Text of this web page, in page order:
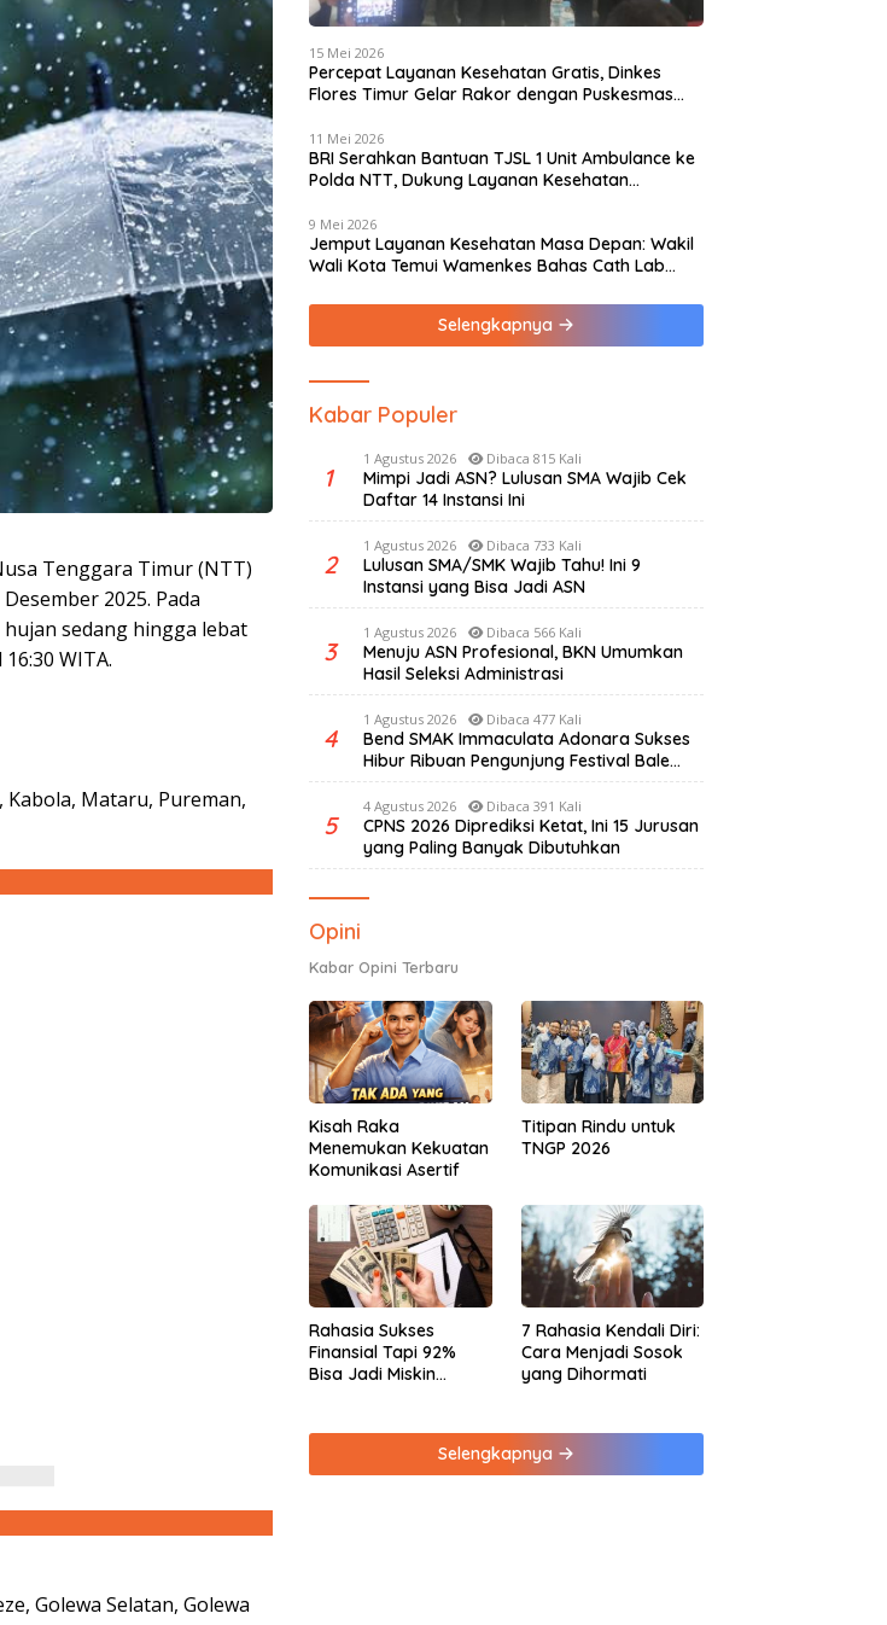
Tenggara Timur (NTT)
2025. Pada
sedang hingga lebat
WITA.
Mataru, Pureman,
Golewa Selatan, Golewa
15 Mei 2026
Percepat Layanan Kesehatan Gratis, Dinkes
Flores Timur Gelar Rakor dengan Puskesmas
11 Mei 2026
BRI Serahkan Bantuan TJSL 1 Unit Ambulance ke
Polda NTT, Dukung Layanan Kesehatan
9 Mei 2026
Jemput Layanan Kesehatan Masa Depan: Wakil
Wali Kota Temui Wamenkes Bahas Cath Lab
Selengkapnya
Kabar Populer
1
1 Agustus 2026 Dibaca 815 Kali
Mimpi Jadi ASN? Lulusan SMA Wajib Cek
Daftar 14 Instansi Ini
2
1 Agustus 2026 Dibaca 733 Kali
Lulusan SMA/SMK Wajib Tahu! Ini 9
Instansi yang Bisa Jadi ASN
3
1 Agustus 2026 Dibaca 566 Kali
Menuju ASN Profesional, BKN Umumkan
Hasil Seleksi Administrasi
4
1 Agustus 2026 Dibaca 477 Kali
Bend SMAK Immaculata Adonara Sukses
Hibur Ribuan Pengunjung Festival Bale
Nagi
5
4 Agustus 2026 Dibaca 391 Kali
CPNS 2026 Diprediksi Ketat, Ini 15 Jurusan
yang Paling Banyak Dibutuhkan
Opini
Kabar Opini Terbaru
Kisah Raka
Menemukan Kekuatan
Komunikasi Asertif
Titipan Rindu untuk
TNGP 2026
Rahasia Sukses
Finansial Tapi 92%
Bisa Jadi Miskin
7 Rahasia Kendali Diri:
Cara Menjadi Sosok
yang Dihormati
Selengkapnya